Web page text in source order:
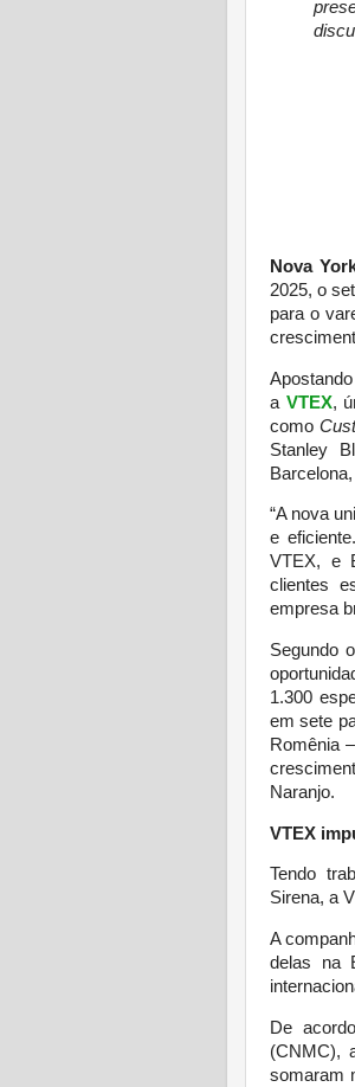
Nova
2025, o
para o
a VTEX,
como
Stanley
“A nova
e
VTEX, e
clientes
empresa
Segundo
1.300
em sete
Romênia
Naranjo.
VTEX
Tendo
Sirena, a
A
delas na
De
(CNMC),
somaram